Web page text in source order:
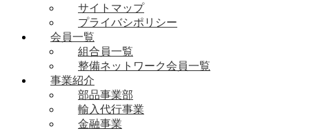
サイトマップ
プライバシポリシー
会員一覧
組合員一覧
整備ネットワーク会員一覧
事業紹介
部品事業部
輸入代行事業
金融事業